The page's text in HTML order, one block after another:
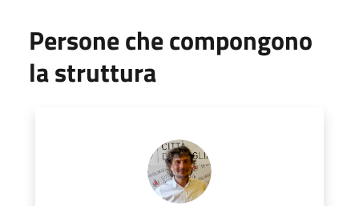
Persone che compongono
la struttura